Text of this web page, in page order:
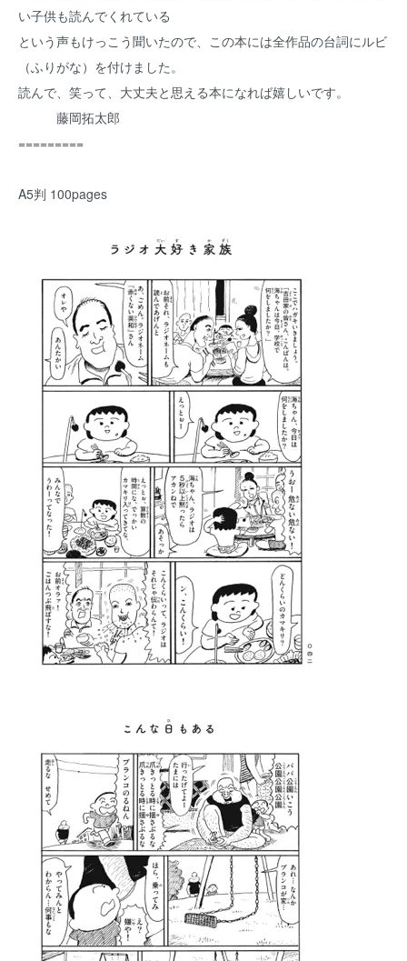
い子供も読んでくれている
という声もけっこう聞いたので、この本には全作品の台詞にルビ
（ふりがな）を付けました。
読んで、笑って、大丈夫と思える本になれば嬉しいです。
藤岡拓太郎
=========
A5判 100pages